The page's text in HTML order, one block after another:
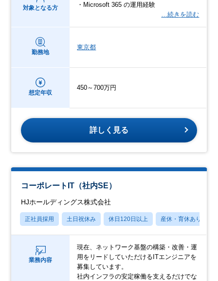
対象となる方
・Microsoft 365 の運用経験
…続きを読む
勤務地
東京都
想定年収
450～700万円
詳しく見る
コーポレートIT（社内SE）
HJホールディングス株式会社
正社員採用 土日祝休み 休日120日以上 産休・育休あり
業務内容
現在、ネットワーク基盤の構築・改善・運
用をリードしていただけるITエンジニアを
募集しています。
社内インフラの安定稼働を支えるだけでな